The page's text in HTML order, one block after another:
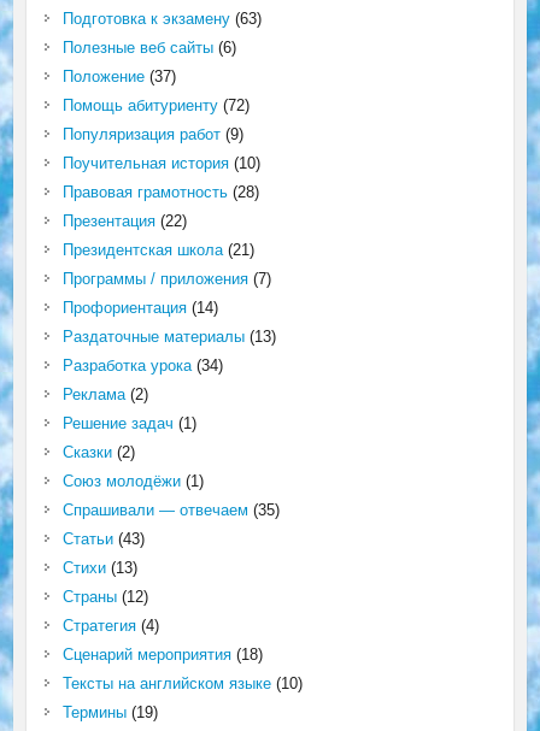
Подготовка к экзамену(63)
Полезные веб сайты(6)
Положение(37)
Помощь абитуриенту(72)
Популяризация работ(9)
Поучительная история(10)
Правовая грамотность(28)
Презентация(22)
Президентская школа(21)
Программы / приложения(7)
Профориентация(14)
Раздаточные материалы(13)
Разработка урока(34)
Реклама(2)
Решение задач (1)
Сказки(2)
Союз молодёжи(1)
Спрашивали — отвечаем (35)
Статьи(43)
Стихи(13)
Страны(12)
Стратегия(4)
Сценарий мероприятия(18)
Тексты на английском языке(10)
Термины(19)